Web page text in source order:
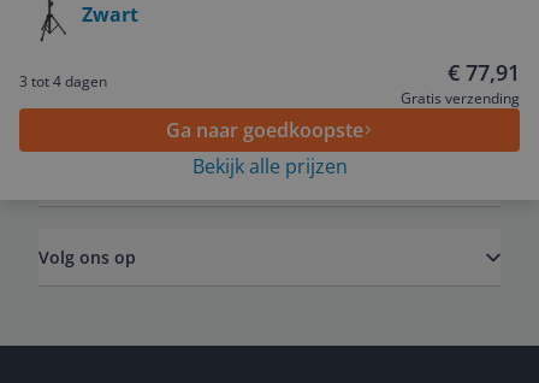
Zwart
3 tot 4 dagen € 77,91
Gratis verzending
Ga naar goedkoopste
Bekijk alle prijzen
Service
Algemeen
Volg ons op